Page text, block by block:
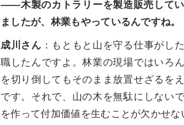
——木製のカトラリーを製造販売して
ましたが、林業もやっているんですね。
成川さん ：もともと山を守る仕事がし
職したんですよ。林業の現場ではいろ
を切り倒してもそのまま放置せざるを
です。それで、山の木を無駄にしない
を作って付加価値を生むことが欠かせ